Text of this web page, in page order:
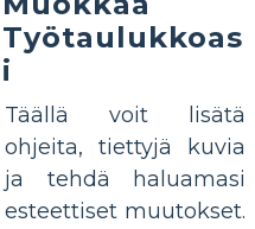
Työtaulukkoas
i
Täällä voit lisätä
ohjeita, tiettyjä kuvia
ja tehdä haluamasi
esteettiset muutokset.